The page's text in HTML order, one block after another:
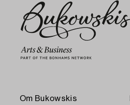
Om Bukowskis